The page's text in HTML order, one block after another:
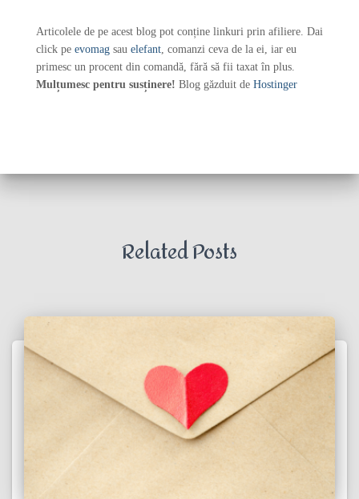
Articolele de pe acest blog pot conține linkuri prin afiliere. Dai
click pe evomag sau elefant, comanzi ceva de la ei, iar eu
primesc un procent din comandă, fără să fii taxat în plus.
Mulțumesc pentru susținere! Blog găzduit de Hostinger
Related Posts